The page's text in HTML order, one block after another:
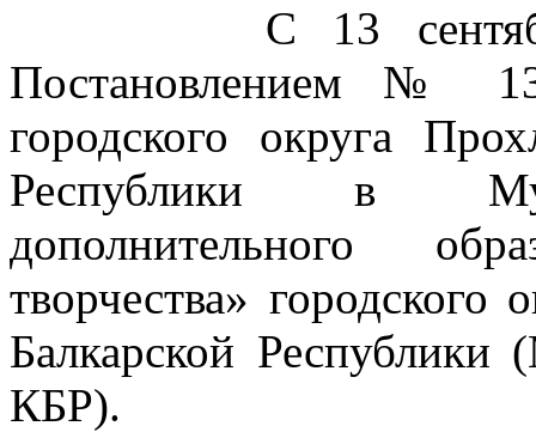
С 13 сентября
Постановлением №
городского округа
Республики в
дополнительного
творчества»
Балкарской
КБР).